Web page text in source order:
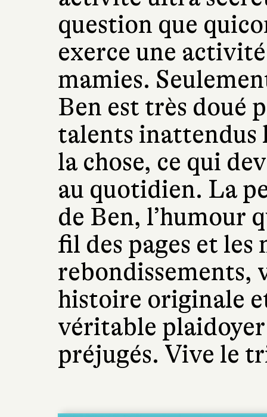
question que
exerce une
mamies.
Ben est très doué
talents inattendus
la chose, ce qui
au quotidien. La
de Ben, l’humour
fil des pages et les
rebondissements,
histoire originale
véritable
préjugés. Vive le